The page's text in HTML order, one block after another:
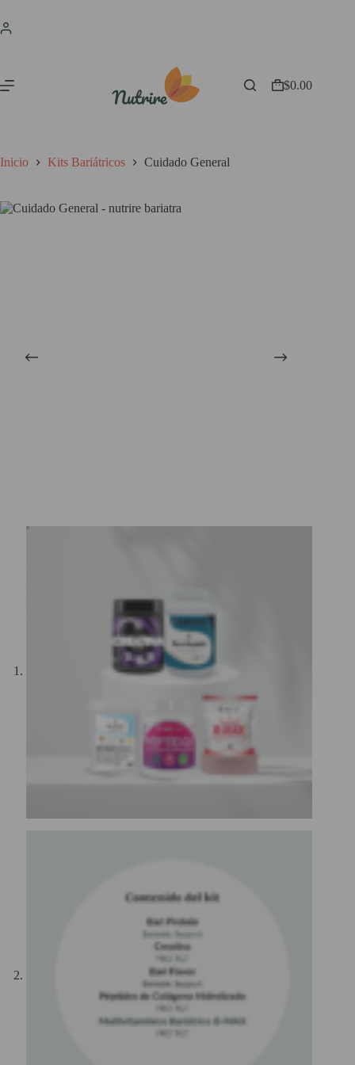
al
contenido
Shopping
$0.00
Inicio Kits Bariátricos Cuidado General